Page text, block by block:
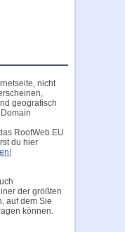
nicht
geografisch
RootWeb.EU
du hier
der größten
auf dem Sie
können.